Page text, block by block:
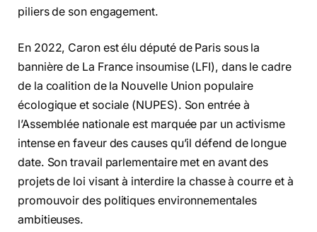
piliers de son engagement.
En 2022, Caron est élu député de Paris sous la
bannière de La France insoumise (LFI), dans le cadre
de la coalition de la Nouvelle Union populaire
écologique et sociale (NUPES). Son entrée à
l’Assemblée nationale est marquée par un activisme
intense en faveur des causes qu’il défend de longue
date. Son travail parlementaire met en avant des
projets de loi visant à interdire la chasse à courre et à
promouvoir des politiques environnementales
ambitieuses.